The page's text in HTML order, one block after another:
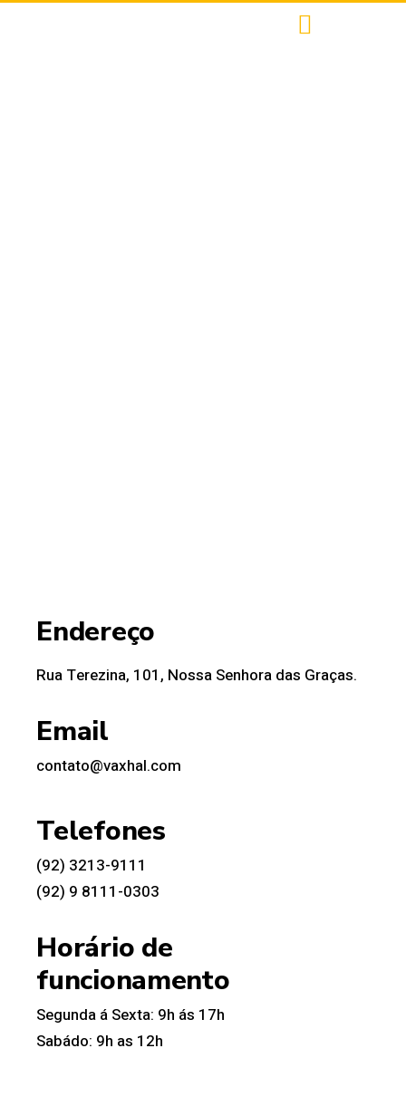
Endereço
Rua Terezina, 101, Nossa Senhora das Graças.
Email
contato@vaxhal.com
Telefones
(92) 3213-9111
(92) 9 8111-0303
Horário de
funcionamento
Segunda á Sexta: 9h ás 17h
Sabádo: 9h as 12h